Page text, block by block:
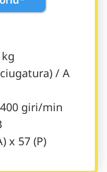
/ A
giri/min
x 57 (P)